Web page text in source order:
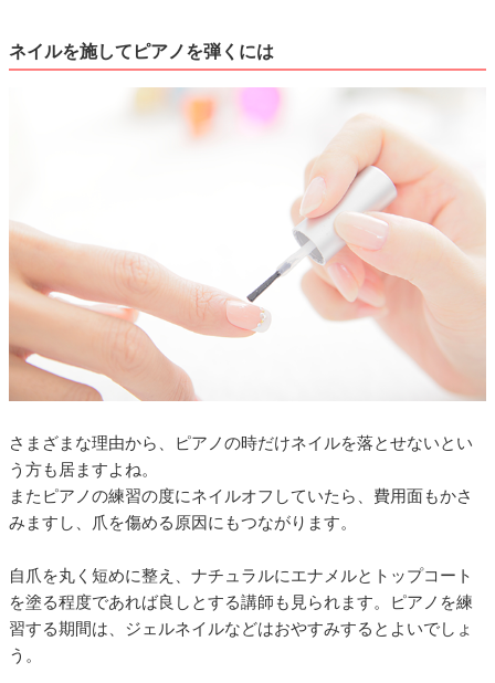
ネイルを施してピアノを弾くには
さまざまな理由から、ピアノの時だけネイルを落とせないとい
う方も居ますよね。
またピアノの練習の度にネイルオフしていたら、費用面もかさ
みますし、爪を傷める原因にもつながります。
自爪を丸く短めに整え、ナチュラルにエナメルとトップコート
を塗る程度であれば良しとする講師も見られます。ピアノを練
習する期間は、ジェルネイルなどはおやすみするとよいでしょ
う。